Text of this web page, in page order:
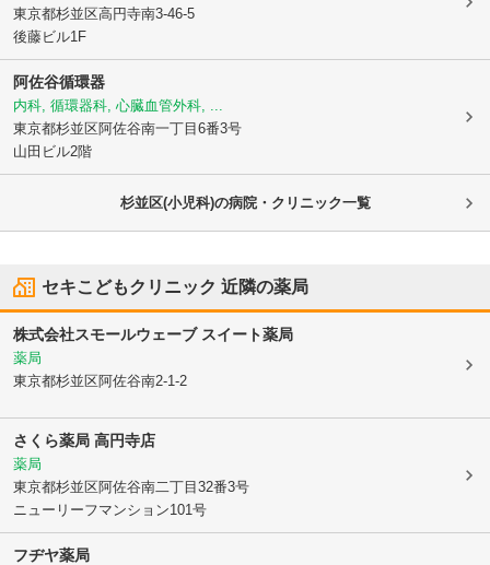
東京都杉並区高円寺南3-46-5
後藤ビル1F
阿佐谷循環器
内科, 循環器科, 心臓血管外科, ...
東京都杉並区阿佐谷南一丁目6番3号
山田ビル2階
杉並区(小児科)の病院・クリニック一覧
セキこどもクリニック 近隣の薬局
株式会社スモールウェーブ スイート薬局
薬局
東京都杉並区阿佐谷南2-1-2
さくら薬局 高円寺店
薬局
東京都杉並区阿佐谷南二丁目32番3号
ニューリーフマンション101号
フヂヤ薬局